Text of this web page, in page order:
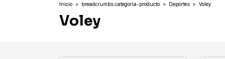
Inicio > breadcrumbs.categoria-producto > Deportes > Voley
Voley